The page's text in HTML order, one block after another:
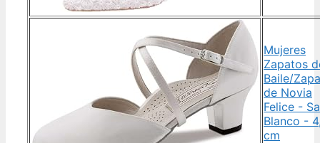
Mujeres
Zapatos
Baile/
de Novia
Felice -
Blanco -
cm